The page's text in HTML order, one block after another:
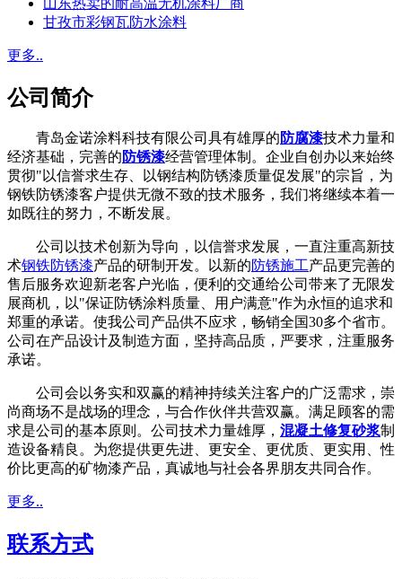
甘孜市彩钢瓦防水涂料
更多..
公司简介
青岛金诺涂料科技有限公司具有雄厚的 防腐漆技术力量和
经济基础，完善的 防锈漆经营管理体制。企业自创办以来始终
贯彻"以信誉求生存、以钢结构防锈漆质量促发展"的宗旨，为
钢铁防锈漆客户提供无微不致的技术服务，我们将继续本着一
如既往的努力，不断发展。
公司以技术创新为导向，以信誉求发展，一直注重高新技
术钢铁防锈漆产品的研制开发。以新的防锈施工产品更完善的
售后服务欢迎新老客户光临，便利的交通给公司带来了无限发
展商机，以"保证防锈涂料质量、用户满意"作为永恒的追求和
郑重的承诺。使我公司产品供不应求，畅销全国30多个省市。
公司在产品设计及制造方面，坚持高品质，严要求，注重服务
承诺。
公司会以务实和双赢的精神持续关注客户的广泛需求，崇
尚商场不是战场的理念，与合作伙伴共营双赢。满足顾客的需
求是公司的基本原则。公司技术力量雄厚， 混凝土修复砂浆制
造设备精良。为您提供更先进、更安全、更优质、更实用、性
价比更高的矿物漆产品，真诚地与社会各界朋友共同合作。
更多..
联系方式